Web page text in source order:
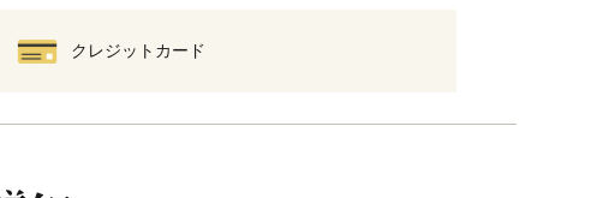
クレジットカード